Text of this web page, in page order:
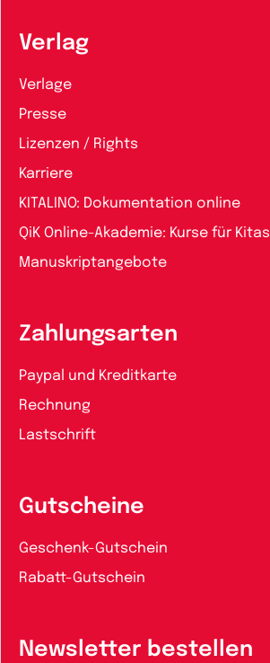
Verlag
Verlage
Presse
Lizenzen / Rights
Karriere
KITALINO: Dokumentation online
QiK Online-Akademie: Kurse für Kitas
Manuskriptangebote
Zahlungsarten
Paypal und Kreditkarte
Rechnung
Lastschrift
Gutscheine
Geschenk-Gutschein
Rabatt-Gutschein
Newsletter bestellen